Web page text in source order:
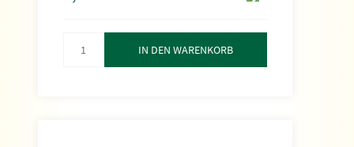
IN DEN WARENKORB